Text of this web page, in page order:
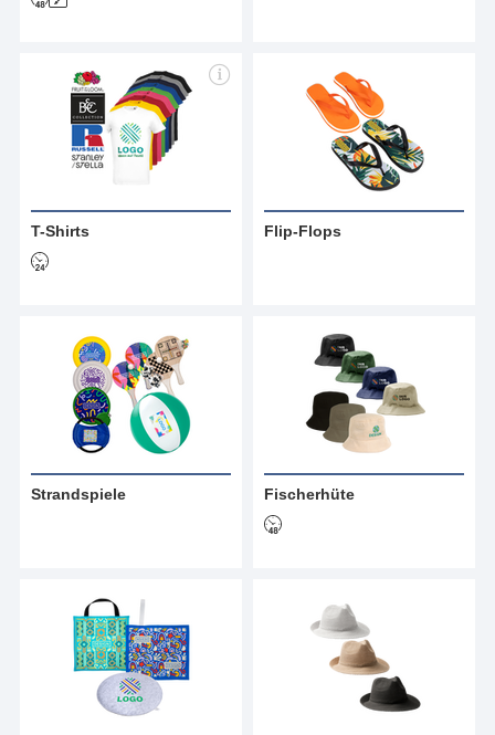
T-Shirts Flip-Flops
Strandspiele Fischerhüte